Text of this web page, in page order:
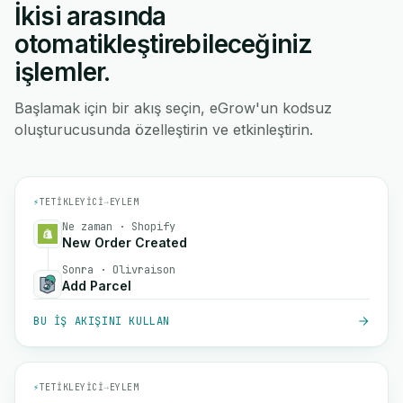
İkisi arasında
otomatikleştirebileceğiniz
işlemler.
Başlamak için bir akış seçin, eGrow'un kodsuz
oluşturucusunda özelleştirin ve etkinleştirin.
⚡TETIKLEYICI→EYLEM
Ne zaman · Shopify
New Order Created
Sonra · Olivraison
Add Parcel
BU IŞ AKIŞINI KULLAN
⚡TETIKLEYICI→EYLEM